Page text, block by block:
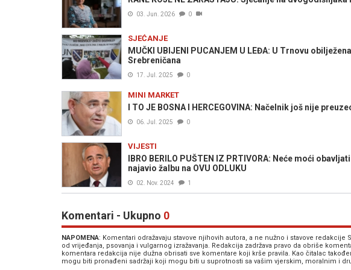
03. Jun. 2026 0
SJEĆANJE
MUČKI UBIJENI PUCANJEM U LEĐA: U Trnovu
Srebreničana
17. Jul. 2025 0
MINI MARKET
I TO JE BOSNA I HERCEGOVINA: Načelnik još nije
06. Jul. 2025 0
VIJESTI
IBRO BERILO PUŠTEN IZ PRTIVORA: Neće moći
najavio žalbu na OVU ODLUKU
02. Nov. 2024 1
Komentari - Ukupno 0
NAPOMENA: Komentari odražavaju stavove njihovih autora, a ne nužno i stavove
od vrijeđanja, psovanja i vulgarnog izražavanja. Redakcija zadržava pravo da obriše
komentara redakcija nije dužna obrisati sve komentare koji krše pravila. Kao čitalac
mogu biti pronađeni sadržaji koji mogu biti u suprotnosti sa vašim vjerskim, moralnim i